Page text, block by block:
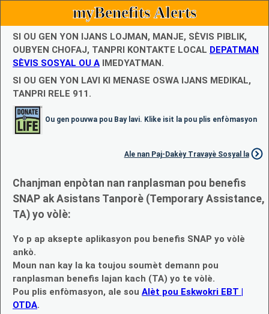
myBenefits Alerts
SI OU GEN YON IJANS LOJMAN, MANJE, SÈVIS PIBLIK,
OUBYEN CHOFAJ, TANPRI KONTAKTE LOCAL DEPATMAN
SÈVIS SOSYAL OU A IMEDYATMAN.
SI OU GEN YON LAVI KI MENASE OSWA IJANS MEDIKAL,
TANPRI RELE 911.
Ou gen pouvwa pou Bay lavi. Klike isit la pou plis enfòmasyon
Ale nan Paj-Dakèy Travayè Sosyal la
Chanjman enpòtan nan ranplasman pou benefis
SNAP ak Asistans Tanporè (Temporary Assistance,
TA) yo vòlè:
Yo p ap aksepte aplikasyon pou benefis SNAP yo vòlè
ankò.
Moun nan kay la ka toujou soumèt demann pou
ranplasman benefis lajan kach (TA) yo te vòlè.
Pou plis enfòmasyon, ale sou Alèt pou Eskwokri EBT |
OTDA.